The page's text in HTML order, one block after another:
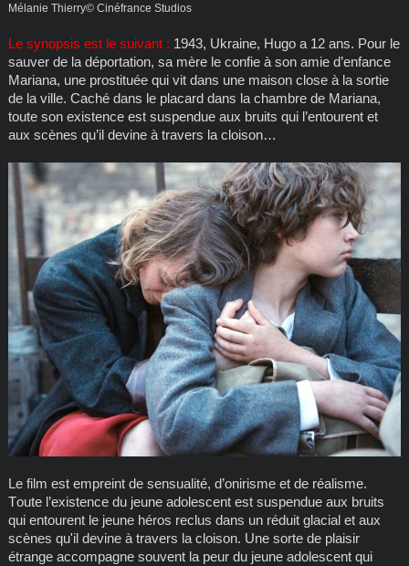
Mélanie Thierry© Cinéfrance Studios
Le synopsis est le suivant : 1943, Ukraine, Hugo a 12 ans. Pour le
sauver de la déportation, sa mère le confie à son amie d’enfance
Mariana, une prostituée qui vit dans une maison close à la sortie
de la ville. Caché dans le placard dans la chambre de Mariana,
toute son existence est suspendue aux bruits qui l’entourent et
aux scènes qu’il devine à travers la cloison…
Le film est empreint de sensualité, d’onirisme et de réalisme.
Toute l’existence du jeune adolescent est suspendue aux bruits
qui entourent le jeune héros reclus dans un réduit glacial et aux
scènes qu'il devine à travers la cloison. Une sorte de plaisir
étrange accompagne souvent la peur du jeune adolescent qui